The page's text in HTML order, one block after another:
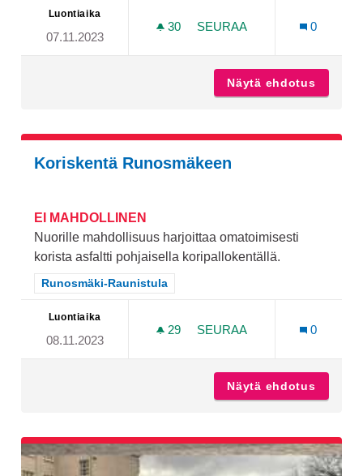
Luontiaika
07.11.2023
30 30 SEURAAJAA
SEURAA
0
Näytä ehdotus
Koriskentä Runosmäkeen
EI MAHDOLLINEN
Nuorille mahdollisuus harjoittaa omatoimisesti
korista asfaltti pohjaisella koripallokentällä.
Rajaa tulokset teeman mukaan: Runosmäki-Raunistula
Runosmäki-Raunistula
Luontiaika
08.11.2023
29 29 SEURAAJAA
SEURAA
0
Näytä ehdotus